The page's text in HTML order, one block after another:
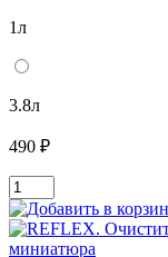
1л
3.8л
490 ₽